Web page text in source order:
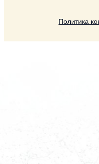
Политика